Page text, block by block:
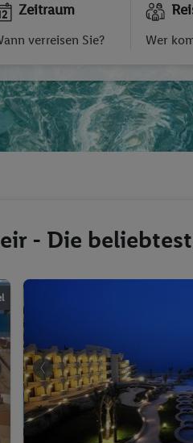
Zeitraum
verreisen Sie? Wer
- Die